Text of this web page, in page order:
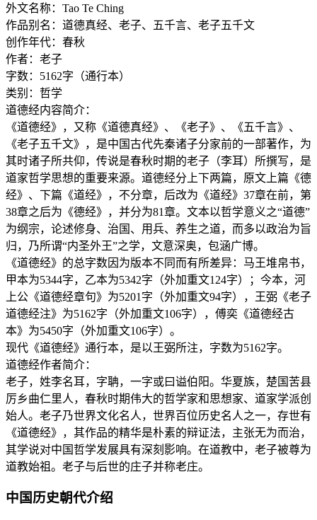
外文名称：Tao Te Ching
作品别名：道德真经、老子、五千言、老子五千文
创作年代：春秋
作者：老子
字数：5162字（通行本）
类别：哲学
道德经内容简介：
《道德经》，又称《道德真经》、《老子》、《五千言》、
《老子五千文》，是中国古代先秦诸子分家前的一部著作，为
其时诸子所共仰，传说是春秋时期的老子（李耳）所撰写，是
道家哲学思想的重要来源。道德经分上下两篇，原文上篇《德
经》、下篇《道经》，不分章，后改为《道经》37章在前，第
38章之后为《德经》，并分为81章。文本以哲学意义之“道德”
为纲宗，论述修身、治国、用兵、养生之道，而多以政治为旨
归，乃所谓“内圣外王”之学，文意深奥，包涵广博。
《道德经》的总字数因为版本不同而有所差异：马王堆帛书，
甲本为5344字，乙本为5342字（外加重文124字）；今本，河
上公《道德经章句》为5201字（外加重文94字），王弼《老子
道德经注》为5162字（外加重文106字），傅奕《道德经古
本》为5450字（外加重文106字）。
现代《道德经》通行本，是以王弼所注，字数为5162字。
道德经作者简介：
老子，姓李名耳，字聃，一字或曰谥伯阳。华夏族，楚国苦县
厉乡曲仁里人，春秋时期伟大的哲学家和思想家、道家学派创
始人。老子乃世界文化名人，世界百位历史名人之一，存世有
《道德经》，其作品的精华是朴素的辩证法，主张无为而治，
其学说对中国哲学发展具有深刻影响。在道教中，老子被尊为
道教始祖。老子与后世的庄子并称老庄。
中国历史朝代介绍